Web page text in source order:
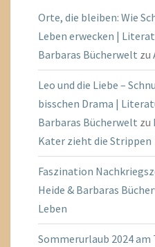
Orte, die bleiben: Wie
Leben erwecken |
Barbaras Bücherwelt zu
Leo und die Liebe –
bisschen Drama |
Barbaras Bücherwelt zu
Kater zieht die Strippen
Faszination
Heide & Barbaras
Leben
Sommerurlaub 2024 am